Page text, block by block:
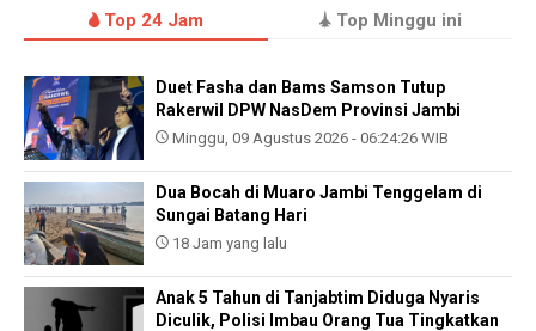
Top 24 Jam Top Minggu ini
Duet Fasha dan Bams Samson Tutup
Rakerwil DPW NasDem Provinsi Jambi
Minggu, 09 Agustus 2026 - 06:24:26 WIB
Dua Bocah di Muaro Jambi Tenggelam di
Sungai Batang Hari
18 Jam yang lalu
Anak 5 Tahun di Tanjabtim Diduga Nyaris
Diculik, Polisi Imbau Orang Tua Tingkatkan